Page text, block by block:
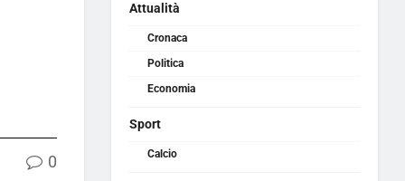
0
Attualità
Cronaca
Politica
Economia
Sport
Calcio